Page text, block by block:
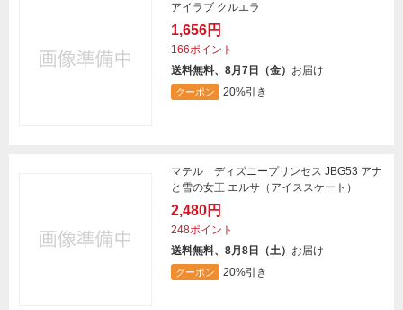
アイラブ クルエラ
1,656円
166ポイント
送料無料、8月7日（金） お届け
クーポン 20%引き
マテル ディズニープリンセス JBG53 アナ
と雪の女王 エルサ（アイススケート）
2,480円
248ポイント
送料無料、8月8日（土） お届け
クーポン 20%引き